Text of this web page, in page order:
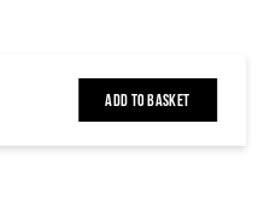
ADD TO BASKET